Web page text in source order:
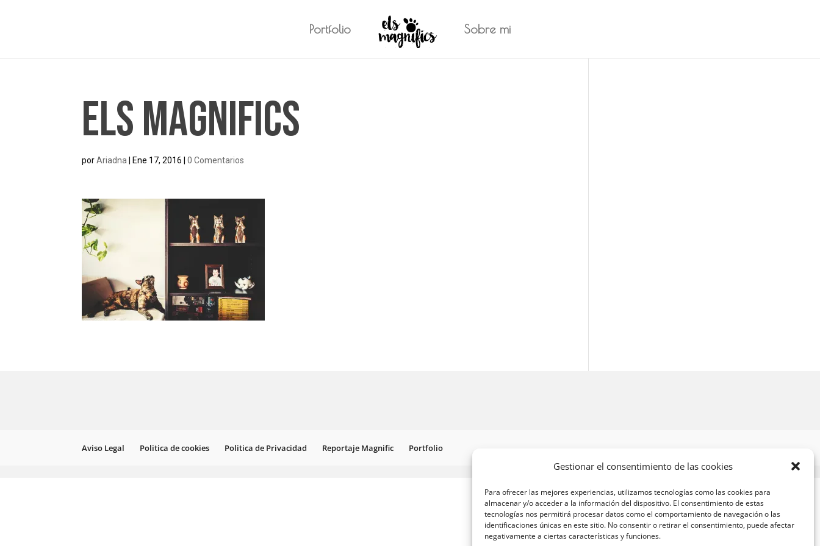
Gestionar el consentimiento de las cookies
Para ofrecer las mejores experiencias, utilizamos tecnologías como las cookies para
almacenar y/o acceder a la información del dispositivo. El consentimiento de estas
tecnologías nos permitirá procesar datos como el comportamiento de navegación o las
identificaciones únicas en este sitio. No consentir o retirar el consentimiento, puede afectar
negativamente a ciertas características y funciones.
Portfolio Sobre mi
Els Magnifics
porAriadna Ene 17, 2016 |0 Comentarios
Aviso Legal Politica de cookies Politica de Privacidad Reportaje Magnific Portfolio